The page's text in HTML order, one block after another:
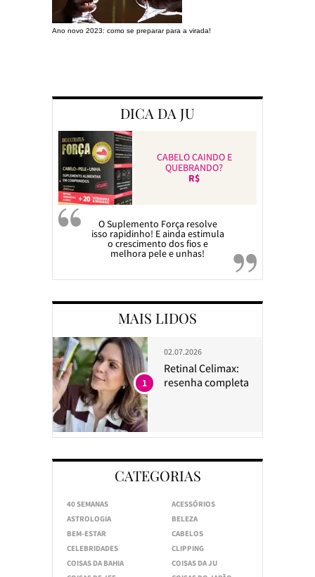
Ano novo 2023: como se preparar para a virada!
DICA DA JU
CABELO CAINDO E
QUEBRANDO?
R$
O Suplemento Força resolve
isso rapidinho! E ainda estimula
o crescimento dos fios e
melhora pele e unhas!
MAIS LIDOS
02.07.2026
Retinal Celimax:
resenha completa
1
CATEGORIAS
40 SEMANAS
ACESSÓRIOS
ASTROLOGIA
BELEZA
BEM-ESTAR
CABELOS
CELEBRIDADES
CLIPPING
COISAS DA BAHIA
COISAS DA JU